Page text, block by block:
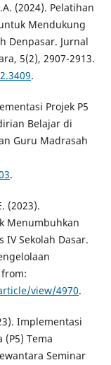
(2024). Pelatihan
Mendukung
Denpasar. Jurnal
5(2), 2907-2913.
.
Projek P5
Belajar di
Guru Madrasah
.
(2023).
Menumbuhkan
IV Sekolah Dasar.
view/4970.
Implementasi
(P5) Tema
Seminar